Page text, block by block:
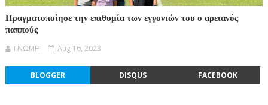
Πραγματοποίησε την επιθυμία των εγγονιών του ο αρειανός
παππούς
ΓΝΩΜΗ Aug 16, 2023
BLOGGER DISQUS FACEBOOK